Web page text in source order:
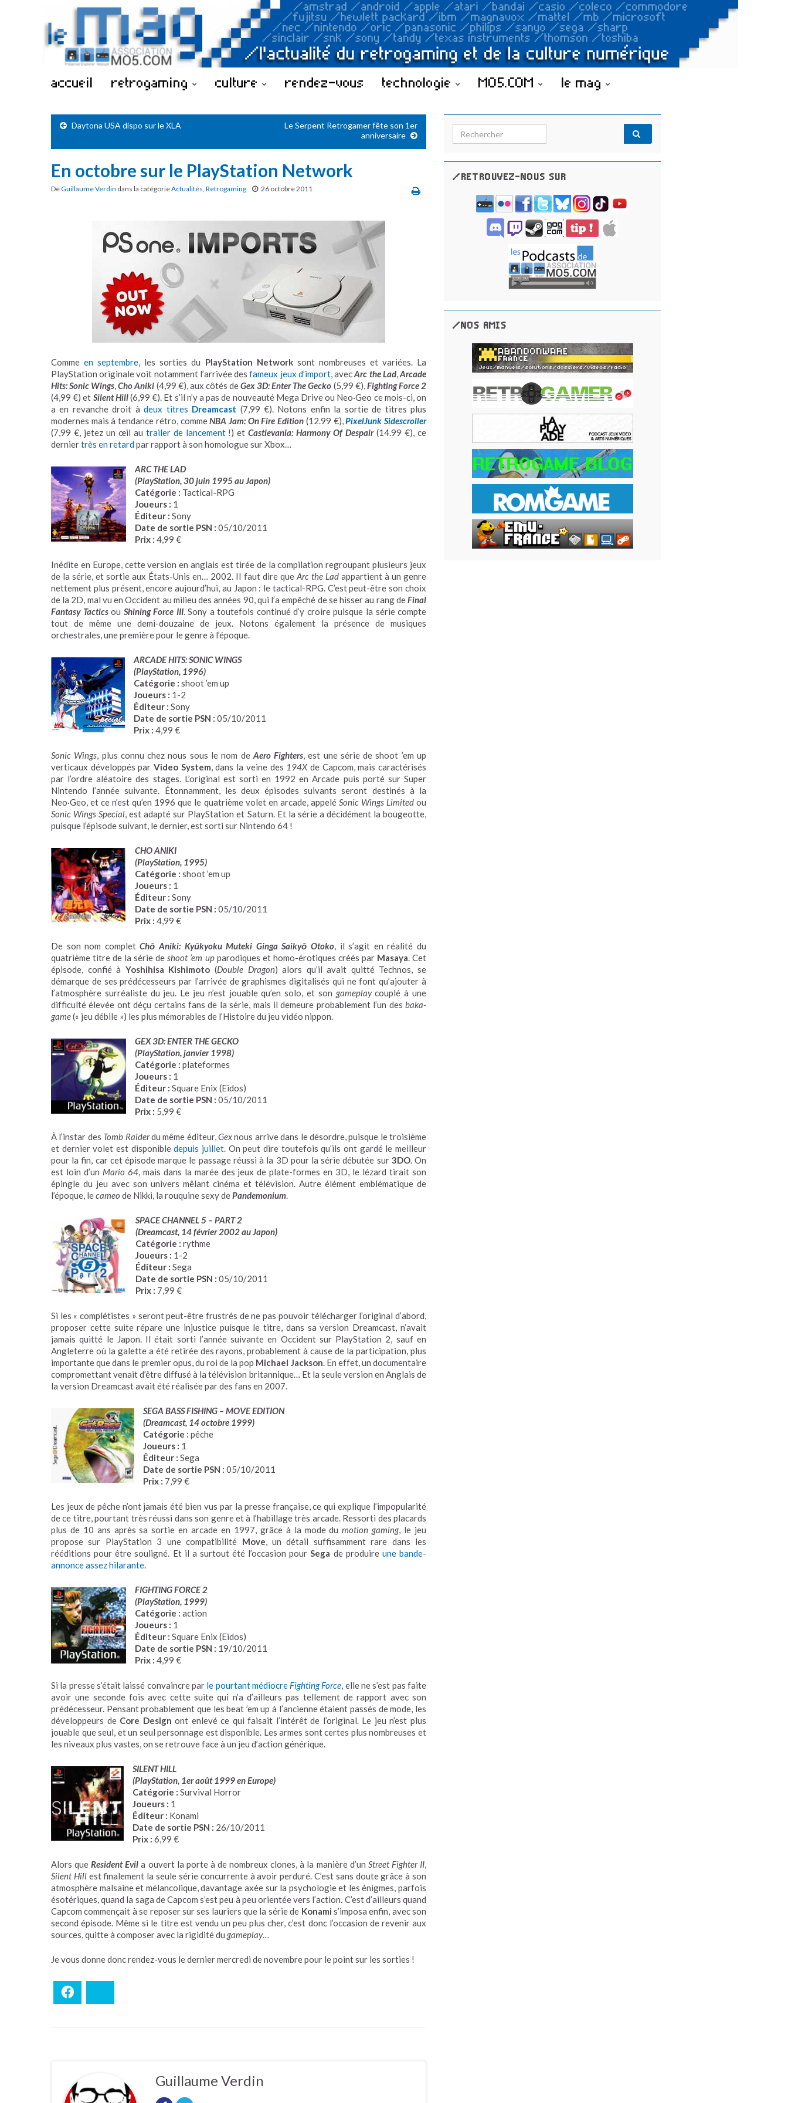
accueil retrogaming culture rendez-vous technologie MO5.COM le mag
Daytona USA dispo sur le XLA
Le Serpent Retrogamer fête son 1er
anniversaire
En octobre sur le PlayStation Network
DeGuillaume Verdin dans la catégorieActualités, Retrogaming 26 octobre 2011
Commeen septembre , les sorties du PlayStation Networksont nombreuses et variées. La
PlayStation originale voit notamment l’arrivée desfameux jeux d’import, avecArc the Lad,Arcade
Hits: Sonic Wings ,Cho Aniki (4,99 €), aux côtés deGex 3D: Enter The Gecko (5,99 €), Fighting Force 2
(4,99 €) et Silent Hill(6,99 €). Et s’il n’y a pas de nouveauté Mega Drive ou Neo·Geo ce mois-ci, on
a en revanche droit àdeux titres Dreamcast (7,99 €). Notons enfin la sortie de titres plus
modernes mais à tendance rétro, commeNBA Jam: On Fire Edition (12.99 €),PixelJunk Sidescroller
(7,99 €, jetez un œil au trailer de lancement!) etCastlevania: Harmony Of Despair(14.99 €), ce
derniertrès en retardpar rapport à son homologue sur Xbox…
ARC THE LAD
(PlayStation, 30 juin 1995 au Japon)
Catégorie : Tactical-RPG
Joueurs : 1
Éditeur : Sony
Date de sortie PSN : 05/10/2011
Prix : 4,99 €
Inédite en Europe, cette version en anglais est tirée de la compilation regroupant plusieurs jeux
de la série, et sortie aux États-Unis en… 2002. Il faut dire que Arc the Ladappartient à un genre
nettement plus présent, encore aujourd’hui, au Japon : le tactical-RPG. C’est peut-être son choix
de la 2D, mal vu en Occident au milieu des années 90, qui l’a empêché de se hisser au rang deFinal
Fantasy Tacticsou Shining Force III. Sony a toutefois continué d’y croire puisque la série compte
tout de même une demi-douzaine de jeux. Notons également la présence de musiques
orchestrales, une première pour le genre à l’époque.
ARCADE HITS: SONIC WINGS
(PlayStation, 1996)
Catégorie : shoot ’em up
Joueurs : 1-2
Éditeur : Sony
Date de sortie PSN : 05/10/2011
Prix : 4,99 €
Sonic Wings , plus connu chez nous sous le nom de Aero Fighters , est une série de shoot ’em up
verticaux développés parVideo System , dans la veine des 194Xde Capcom, mais caractérisés
par l’ordre aléatoire des stages. L’original est sorti en 1992 en Arcade puis porté sur Super
Nintendo l’année suivante. Étonnamment, les deux épisodes suivants seront destinés à la
Neo·Geo, et ce n’est qu’en 1996 que le quatrième volet en arcade, appelé Sonic Wings Limitedou
Sonic Wings Special , est adapté sur PlayStation et Saturn. Et la série a décidément la bougeotte,
puisque l’épisode suivant, le dernier, est sorti sur Nintendo 64 !
CHO ANIKI
(PlayStation, 1995)
Catégorie : shoot ’em up
Joueurs : 1
Éditeur : Sony
Date de sortie PSN : 05/10/2011
Prix : 4,99 €
De son nom completChō Aniki: Kyūkyoku Muteki Ginga Saikyō Otoko , il s’agit en réalité du
quatrième titre de la série de shoot ’em upparodiques et homo-érotiques créés par Masaya . Cet
épisode, confié à Yoshihisa Kishimoto (Double Dragon) alors qu’il avait quitté Technos, se
démarque de ses prédécesseurs par l’arrivée de graphismes digitalisés qui ne font qu’ajouter à
l’atmosphère surréaliste du jeu. Le jeu n’est jouable qu’en solo, et son gameplaycouplé à une
difficulté élevée ont déçu certains fans de la série, mais il demeure probablement l’un des baka-
game(« jeu débile ») les plus mémorables de l’Histoire du jeu vidéo nippon.
GEX 3D: ENTER THE GECKO
(PlayStation, janvier 1998)
Catégorie : plateformes
Joueurs : 1
Éditeur : Square Enix (Eidos)
Date de sortie PSN : 05/10/2011
Prix : 5,99 €
À l’instar des Tomb Raiderdu même éditeur, Gexnous arrive dans le désordre, puisque le troisième
et dernier volet est disponibledepuis juillet . On peut dire toutefois qu’ils ont gardé le meilleur
pour la fin, car cet épisode marque le passage réussi à la 3D pour la série débutée sur 3DO. On
est loin d’un Mario 64, mais dans la marée des jeux de plate-formes en 3D, le lézard tirait son
épingle du jeu avec son univers mêlant cinéma et télévision. Autre élément emblématique de
l’époque, lecameo de Nikki, la rouquine sexy de Pandemonium
SPACE CHANNEL 5 – PART 2
(Dreamcast, 14 février 2002 au Japon)
Catégorie : rythme
Joueurs : 1-2
Éditeur : Sega
Date de sortie PSN : 05/10/2011
Prix : 7,99 €
Si les « complétistes » seront peut-être frustrés de ne pas pouvoir télécharger l’original d’abord,
proposer cette suite répare une injustice puisque le titre, dans sa version Dreamcast, n’avait
jamais quitté le Japon. Il était sorti l’année suivante en Occident sur PlayStation 2, sauf en
Angleterre où la galette a été retirée des rayons, probablement à cause de la participation, plus
importante que dans le premier opus, du roi de la pop Michael Jackson . En effet, un documentaire
compromettant venait d’être diffusé à la télévision britannique… Et la seule version en Anglais de
la version Dreamcast avait été réalisée par des fans en 2007.
SEGA BASS FISHING – MOVE EDITION
(Dreamcast, 14 octobre 1999)
Catégorie : pêche
Joueurs : 1
Éditeur : Sega
Date de sortie PSN : 05/10/2011
Prix : 7,99 €
Les jeux de pêche n’ont jamais été bien vus par la presse française, ce qui explique l’impopularité
de ce titre, pourtant très réussi dans son genre et à l’habillage très arcade. Ressorti des placards
plus de 10 ans après sa sortie en arcade en 1997, grâce à la mode dumotion gaming, le jeu
propose sur PlayStation 3 une compatibilité Move , un détail suffisamment rare dans les
rééditions pour être souligné. Et il a surtout été l’occasion pour Sega de produire une bande-
annonce assez hilarante
FIGHTING FORCE 2
(PlayStation, 1999)
Catégorie : action
Joueurs : 1
Éditeur : Square Enix (Eidos)
Date de sortie PSN : 19/10/2011
Prix : 4,99 €
Si la presse s’était laissé convaincre par le pourtant médiocre Fighting Force , elle ne s’est pas faite
avoir une seconde fois avec cette suite qui n’a d’ailleurs pas tellement de rapport avec son
prédécesseur. Pensant probablement que les beat ’em up à l’ancienne étaient passés de mode, les
développeurs de Core Design ont enlevé ce qui faisait l’intérêt de l’original. Le jeu n’est plus
jouable que seul, et un seul personnage est disponible. Les armes sont certes plus nombreuses et
les niveaux plus vastes, on se retrouve face à un jeu d’action générique.
SILENT HILL
(PlayStation, 1er août 1999 en Europe)
Catégorie : Survival Horror
Joueurs : 1
Éditeur : Konami
Date de sortie PSN : 26/10/2011
Prix : 6,99 €
Alors que Resident Evil a ouvert la porte à de nombreux clones, à la manière d’un Street Fighter II
Silent Hillest finalement la seule série concurrente à avoir perduré. C’est sans doute grâce à son
atmosphère malsaine et mélancolique, davantage axée sur la psychologie et les énigmes, parfois
ésotériques, quand la saga de Capcom s’est peu à peu orientée vers l’action. C’est d’ailleurs quand
Capcom commençait à se reposer sur ses lauriers que la série de Konami s’imposa enfin, avec son
second épisode. Même si le titre est vendu un peu plus cher, c’est donc l’occasion de revenir aux
sources, quitte à composer avec la rigidité du gameplay…
Je vous donne donc rendez-vous le dernier mercredi de novembre pour le point sur les sorties !
Guillaume Verdin
Search for:
/RETROUVEZ-NOUS SUR
/NOS AMIS